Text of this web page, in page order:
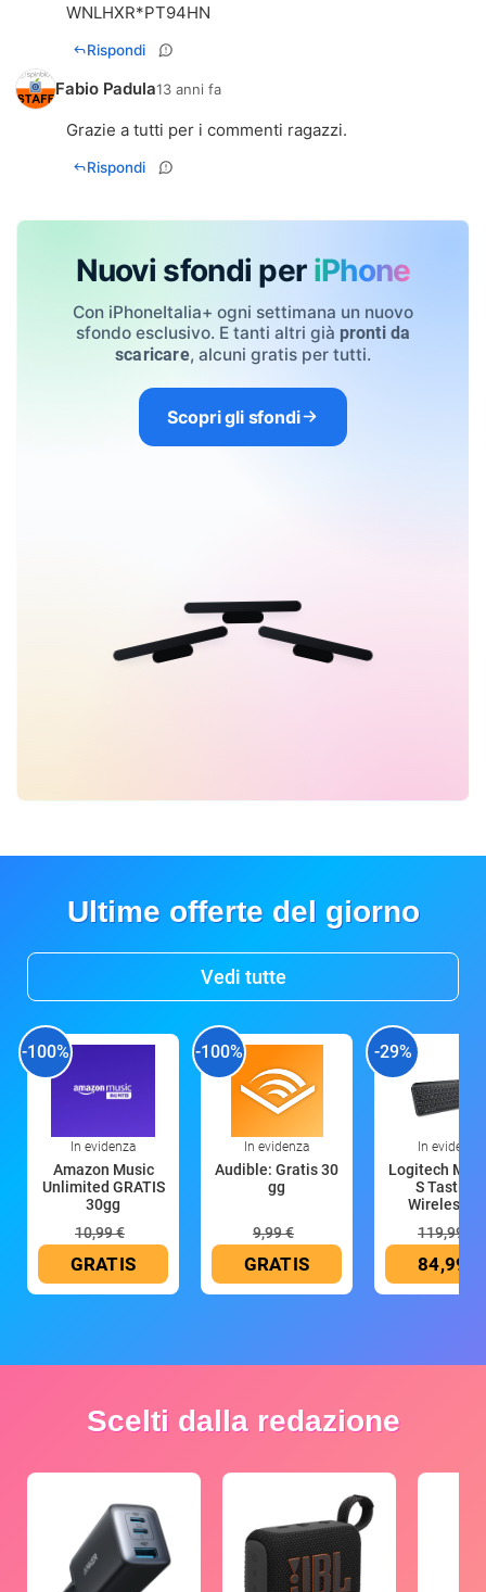
WNLHXR*PT94HN
Rispondi
Fabio Padula13 anni fa
Grazie a tutti per i commenti ragazzi.
Rispondi
Nuovi sfondi per iPhone
Con iPhoneItalia+ ogni settimana un nuovo
sfondo esclusivo. E tanti altri già pronti da
scaricare, alcuni gratis per tutti.
Scopri gli sfondi
Ultime offerte del giorno
Vedi tutte
-100%
In evidenza
Amazon Music
Unlimited GRATIS
30gg
10,99 €
GRATIS
-100%
In evidenza
Audible: Gratis 30
gg
9,99 €
GRATIS
-29%
In evidenza
Logitech MX
S Tastiera
Wireless
119,99 €
84,99 €
Scelti dalla redazione